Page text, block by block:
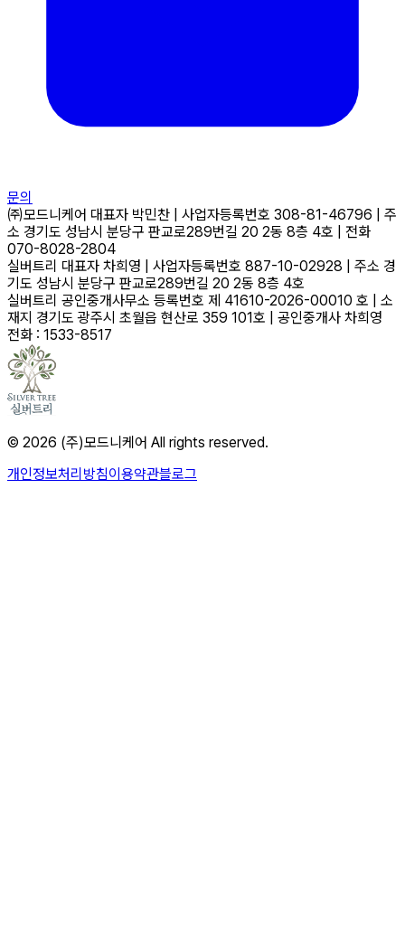
문의
㈜모드니케어 대표자 박민찬 사업자등록번호 308-81-46796
주
소 경기도 성남시 분당구 판교로289번길 20 2동 8층 4호
전화
070-8028-2804
실버트리 대표자 차희영 사업자등록번호 887-10-02928 주소 경
기도 성남시 분당구 판교로289번길 20 2동 8층 4호
실버트리 공인중개사무소 등록번호 제 41610-2026-00010 호
소
재지 경기도 광주시 초월읍 현산로 359 101호 공인중개사 차희영
전화 : 1533-8517
© 2026 (주)모드니케어 All rights reserved.
개인정보처리방침이용약관블로그